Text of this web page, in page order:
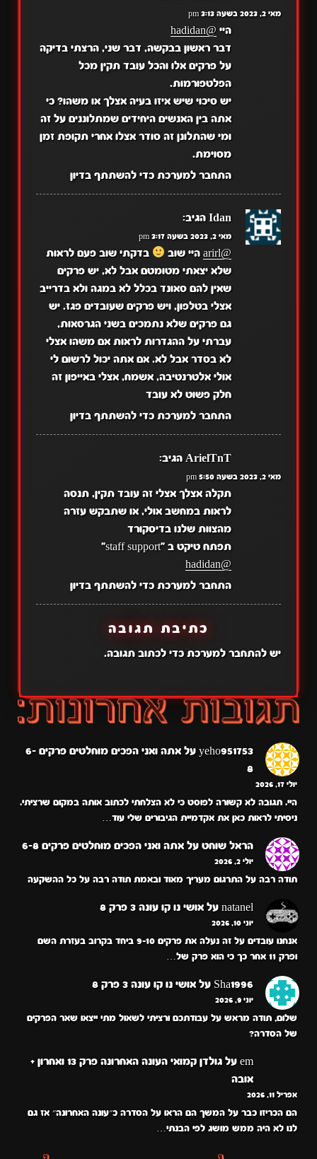
מאי 2, 2023 בשעה 3:13 pm
היי @hadidan
דבר ראשון בבקשה, דבר שני, הרצתי בדיקה
על פרקים אלו והכל עובד תקין מכל
הפלטפורמות.
יש סיכוי שיש איזו בעיה אצלך או משהו? כי
אתה בין האנשים היחידים שמתלוננים על זה
ומי שהתלונן זה סודר אצלו אחרי תקופת זמן
מסוימת.
התחבר למערכת כדי להשתתף בדיון
Idan הגיב:
מאי 2, 2023 בשעה 3:17 pm
@arirl היי שוב
בדקתי שוב פעם לראות
שלא יצאתי מטומטם אבל לא, יש פרקים
שאין להם סאונד בכלל לא במגה ולא בדרייב
אצלי בטלפון, ויש פרקים שעובדים פגז. יש
גם פרקים שלא נתמכים בשני הגרסאות,
עברתי על ההגדרות לראות אם משהו אצלי
לא בסדר אבל לא. אם אתה יכול לרשום לי
אולי אלטרנטיבה, אשמח, אצלי באייפון זה
חלק פשוט לא עובד
התחבר למערכת כדי להשתתף בדיון
ArielTnT הגיב:
מאי 2, 2023 בשעה 5:50 pm
תקלה אצלך אצלי זה עובד תקין, תנסה
לראות במחשב אולי, או שתבקש עזרה
מהצוות שלנו בדיסקורד
תפתח טיקט ב "staff support"
@hadidan
התחבר למערכת כדי להשתתף בדיון
כתיבת תגובה
יש להתחבר למערכתכדי לכתוב תגובה.
yeho951753 על
אתה ואני הפכים מוחלטים פרקים 6-
8
יולי 17, 2026
היי. תגובה לא קשורה לפוסט כי לא הצלחתי לכתוב אותה במקום שרציתי.
ניסיתי לראות כאן את אקדמיית הגיבורים שלי עוד…
הראל שוחט על אתה ואני הפכים מוחלטים פרקים 6-8
יולי 2, 2026
תודה רבה על התרגום מעריך מאוד ובאמת תודה רבה על כל ההשקעה
natanel על אושי נו קו עונה 3 פרק 8
יוני 10, 2026
אנחנו עובדים על זה נעלה את פרקים 9-10 ביחד בקרוב בעזרת השם
ופרק 11 אחר כך כי הוא פרק של…
Sha1996 על אושי נו קו עונה 3 פרק 8
יוני 9, 2026
שלום, תודה מראש על עבודתכם ורציתי לשאול מתי ייצאו שאר הפרקים
של הסדרה?
em על
גולדן קמואי העונה האחרונה פרק 13 ואחרון +
אובה
אפריל 11, 2026
הם הכריזו כבר על המשך הם הראו על הסדרה כ״עונה האחרונה״ אז גם
לנו לא היה ממש מושג לפי הבנתי…